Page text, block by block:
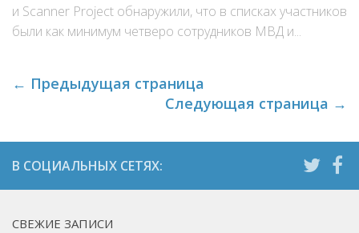
и Scanner Project обнаружили, что в списках участников
были как минимум четверо сотрудников МВД и...
← Предыдущая страница
Следующая страница →
СВЕЖИЕ ЗАПИСИ